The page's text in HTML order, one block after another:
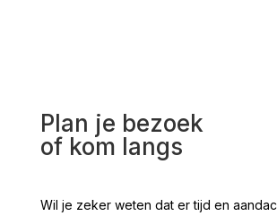
Plan je bezoek
of kom langs
Wil je zeker weten dat er tijd en